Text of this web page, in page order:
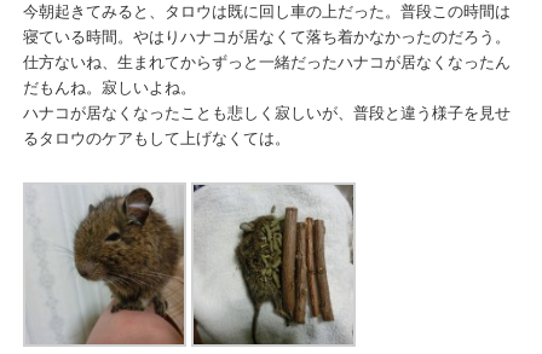
今朝起きてみると、タロウは既に回し車の上だった。普段この時間は
寝ている時間。やはりハナコが居なくて落ち着かなかったのだろう。
仕方ないね、生まれてからずっと一緒だったハナコが居なくなったん
だもんね。寂しいよね。
ハナコが居なくなったことも悲しく寂しいが、普段と違う様子を見せ
るタロウのケアもして上げなくては。